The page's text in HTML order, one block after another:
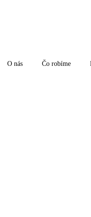
O nás Čo robíme